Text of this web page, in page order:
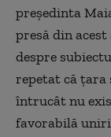
preşedinta
presă din
despre
repetat că ţara
întrucât nu
favorabilă